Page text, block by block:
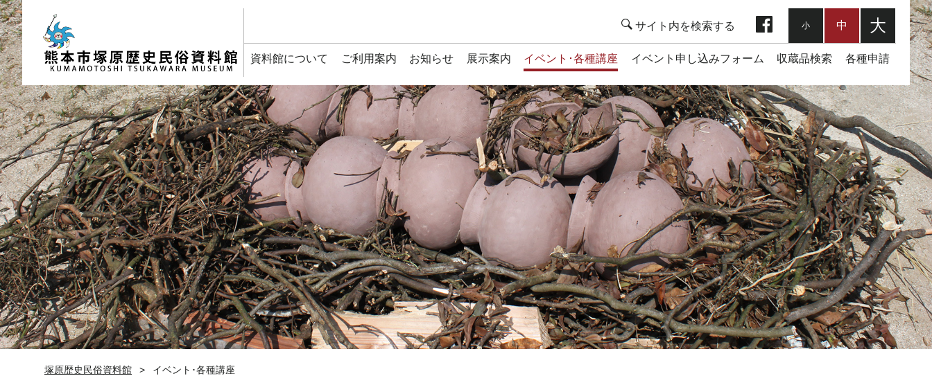
資料館について ご利用案内 お知らせ 展示案内 イベント･各種講座 イベント申し込みフォーム 収蔵品検索 各種申請
小 中 大
塚原歴史民俗資料館 イベント･各種講座